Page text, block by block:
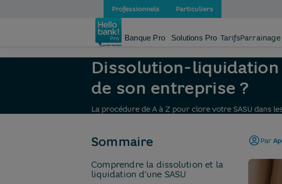
Professionnels Particuliers
Banque Pro Solutions Pro TarifsParrainage
Dissolution-liquidation
de son entreprise ?
La procédure de A à Z pour clore votre SASU dans
Par
Sommaire
Comprendre la dissolution et la
liquidation d’une SASU